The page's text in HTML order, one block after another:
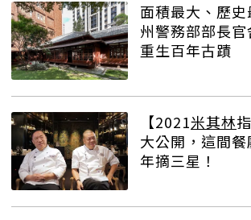
面積最大、歷
州警務部部長
重生百年古蹟
【2021米其林
大公開，這間
年摘三星！